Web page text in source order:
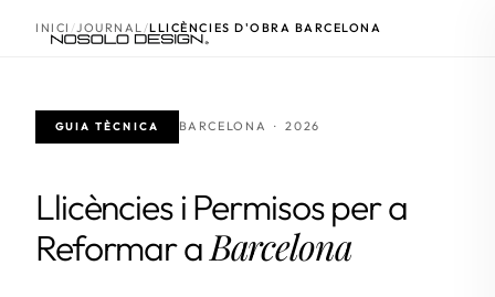
INICI JOURNAL LLICÈNCIES D'OBRA BARCELONA
GUIA TÈCNICA BARCELONA · 2026
Llicències i Permisos per a
Reformar a Barcelona